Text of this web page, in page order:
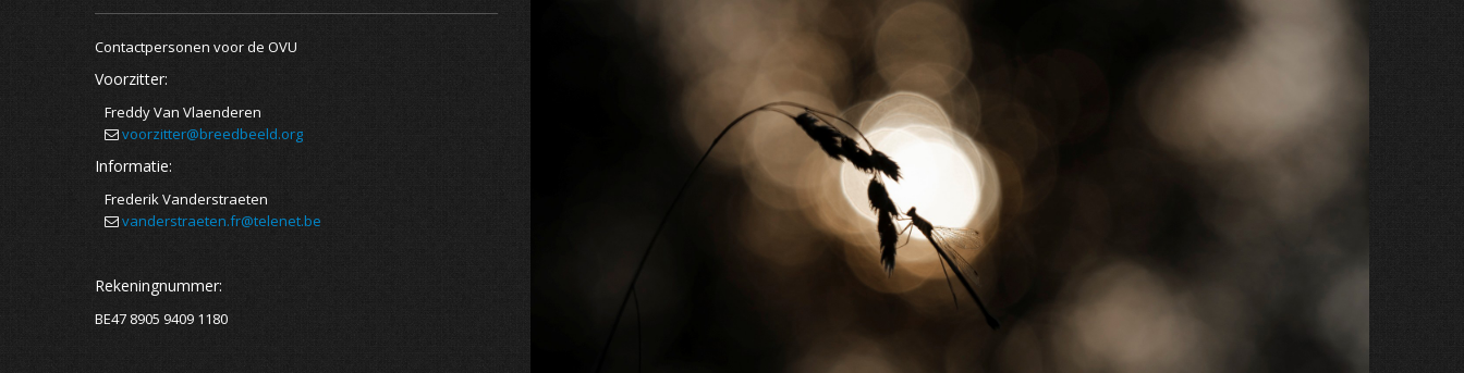
Contactpersonen voor de OVU
Voorzitter:
Freddy Van Vlaenderen
voorzitter@breedbeeld.org
Informatie:
Frederik Vanderstraeten
vanderstraeten.fr@telenet.be
Rekeningnummer:
BE47 8905 9409 1180